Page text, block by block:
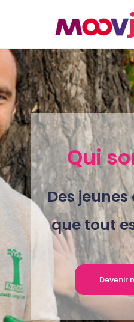
Qui
Des
Devenir
que tout